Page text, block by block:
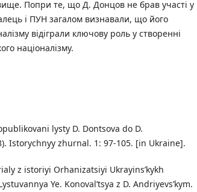
Попри те, що Д. Донцов не брав участі у
і ПУН загалом визнавали, що його
відіграли ключову роль у створенні
націоналізму.
lysty D. Dontsova do D.
Istorychnyy zhurnal. 1: 97-105. [in Ukraine].
z istoriyi Orhanizatsiyi Ukrayins’kykh
Ye. Konoval’tsya z D. Andriyevs’kym.